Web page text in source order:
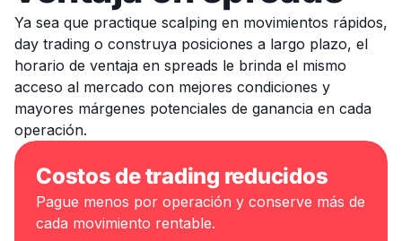
Ya sea que practique scalping en movimientos rápidos,
day trading o construya posiciones a largo plazo, el
horario de ventaja en spreads le brinda el mismo
acceso al mercado con mejores condiciones y
mayores márgenes potenciales de ganancia en cada
operación.
Costos de trading reducidos
Pague menos por operación y conserve más de
cada movimiento rentable.